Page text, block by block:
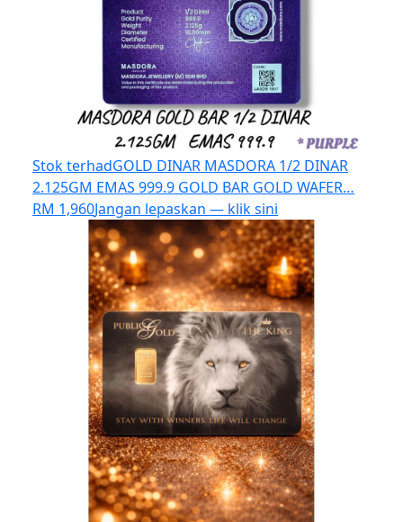
Stok terhadGOLD DINAR MASDORA 1/2 DINAR
2.125GM EMAS 999.9 GOLD BAR GOLD WAFER…
RM 1,960Jangan lepaskan — klik sini